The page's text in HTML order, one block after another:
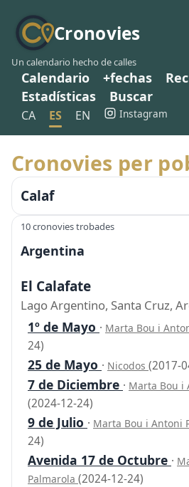
Cronovies
Un calendario hecho de calles
Calendario +fechas
Estadísticas
Buscar
CA ES EN Instagram
Cronovies per
Calaf
10 cronovies trobades
Argentina
El Calafate
Lago Argentino, Santa Cruz,
1º de Mayo · Marta Bou i
24)
25 de Mayo · Nicodos (2017-
7 de Diciembre · Marta Bou i
(2024-12-24)
9 de Julio · Marta Bou i Antoni
24)
Avenida 17 de Octubre ·
Palmarola (2024-12-24)